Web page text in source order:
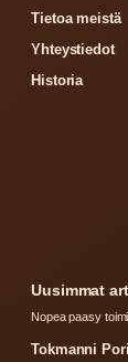
Tietoa meistä
Yhteystiedot
Historia
Uusimmat
Nopea paasy
Tokmanni